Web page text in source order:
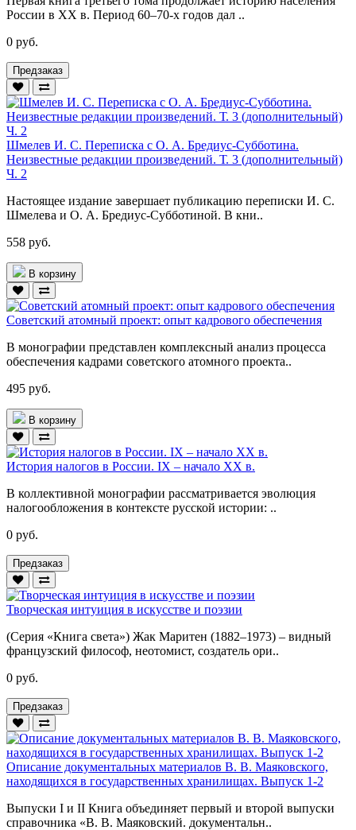
России в XX в. Период 60–70-х годов дал ..
0 руб.
Предзаказ
Шмелев И. С. Переписка с О. А. Бредиус-Субботина.
Неизвестные редакции произведений. Т. 3 (дополнительный)
Ч. 2
Настоящее издание завершает публикацию переписки И. С.
Шмелева и О. А. Бредиус-Субботиной. В кни..
558 руб.
В корзину
Советский атомный проект: опыт кадрового обеспечения
В монографии представлен комплексный анализ процесса
обеспечения кадрами советского атомного проекта..
495 руб.
В корзину
История налогов в России. IX – начало ХХ в.
В коллективной монографии рассматривается эволюция
налогообложения в контексте русской истории: ..
0 руб.
Предзаказ
Творческая интуиция в искусстве и поэзии
(Серия «Книга света») Жак Маритен (1882–1973) – видный
французский философ, неотомист, создатель ори..
0 руб.
Предзаказ
Описание документальных материалов В. В. Маяковского,
находящихся в государственных хранилищах. Выпуск 1-2
Выпуски I и II Книга объединяет первый и второй выпуски
справочника «В. В. Маяковский. документальн..